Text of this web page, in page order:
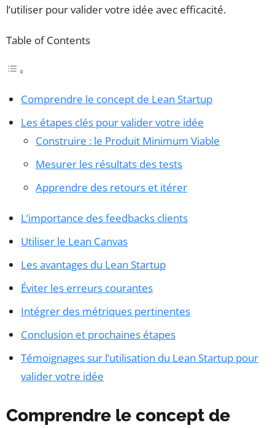
l’utiliser pour valider votre idée avec efficacité.
Table of Contents
Comprendre le concept de Lean Startup
Les étapes clés pour valider votre idée
Construire : le Produit Minimum Viable
Mesurer les résultats des tests
Apprendre des retours et itérer
L’importance des feedbacks clients
Utiliser le Lean Canvas
Les avantages du Lean Startup
Éviter les erreurs courantes
Intégrer des métriques pertinentes
Conclusion et prochaines étapes
Témoignages sur l’utilisation du Lean Startup pour
valider votre idée
Comprendre le concept de